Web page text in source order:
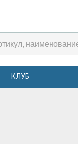
КЛУБ